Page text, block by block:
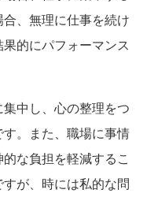
、無理に仕事を続け
的にパフォーマンス
中し、心の整理をつ
。また、職場に事情
な負担を軽減するこ
が、時には私的な問